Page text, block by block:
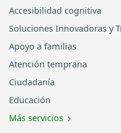
Accesibilidad cognitiva
Soluciones Innovadoras y
Apoyo a familias
Atención temprana
Ciudadanía
Educación
Más servicios